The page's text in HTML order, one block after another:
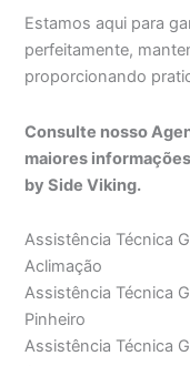
Estamos aqui para
perfeitamente,
proporcionando
Consulte nosso
maiores
by Side Viking.
Assistência Técnica
Aclimação
Assistência Técnica
Pinheiro
Assistência Técnica